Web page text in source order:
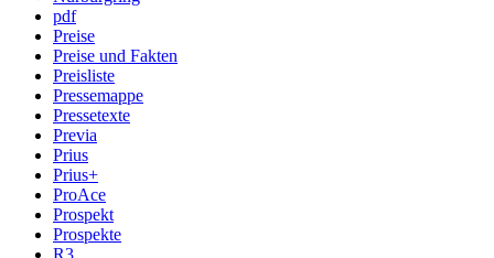
pdf
Preise
Preise und Fakten
Preisliste
Pressemappe
Pressetexte
Previa
Prius
Prius+
ProAce
Prospekt
Prospekte